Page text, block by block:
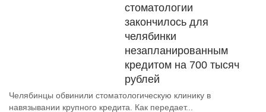
стоматологии
закончилось для
челябинки
незапланированным
кредитом на 700 тысяч
рублей
Челябинцы обвинили стоматологическую клинику в
навязывании крупного кредита. Как передает...